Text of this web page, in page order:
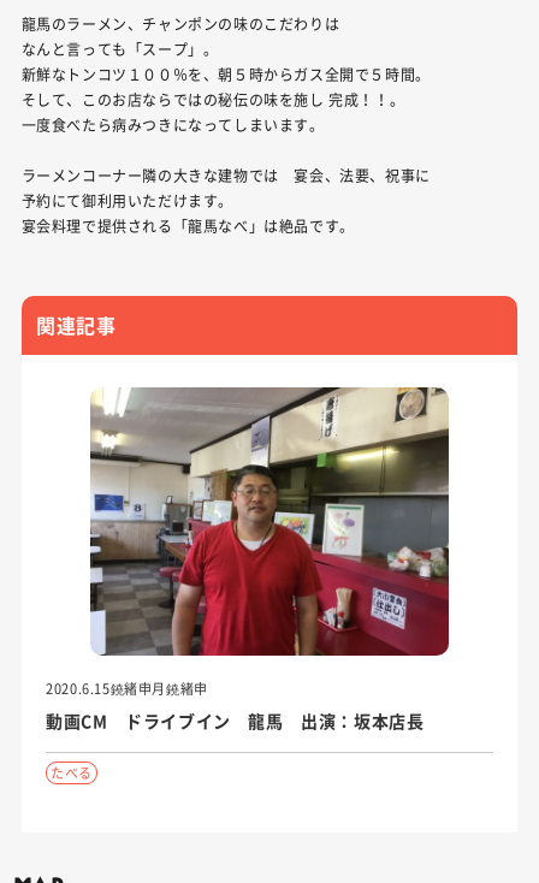
龍馬のラーメン、チャンポンの味のこだわりは
なんと言っても「スープ」。
新鮮なトンコツ１００％を、朝５時からガス全開で５時間。
そして、このお店ならではの秘伝の味を施し 完成！！。
一度食べたら病みつきになってしまいます。
ラーメンコーナー隣の大きな建物では 宴会、法要、祝事に
予約にて御利用いただけます。
宴会料理で提供される「龍馬なべ」は絶品です。
関連記事
2020.6.15鐃緒申月鐃緒申
動画CM ドライブイン 龍馬 出演：坂本店長
たべる